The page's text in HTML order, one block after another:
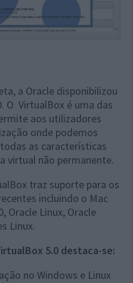
a Oracle disponibilizou
O VirtualBox é uma das
aos utilizadores
onde podemos
as características
virtual não permanente.
traz suporte para os
incluindo o Mac
Oracle Linux, Oracle
Linux.
5.0 destaca-se:
no Windows e Linux